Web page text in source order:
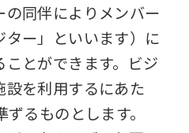
同伴によりメンバー
ー」といいます）に
とができます。ビジ
設を利用するにあた
るものとします。
be
an
accurate
translation.
The